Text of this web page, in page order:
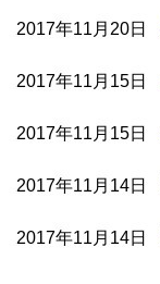
2017年11月20日
2017年11月15日
2017年11月15日
2017年11月14日
2017年11月14日